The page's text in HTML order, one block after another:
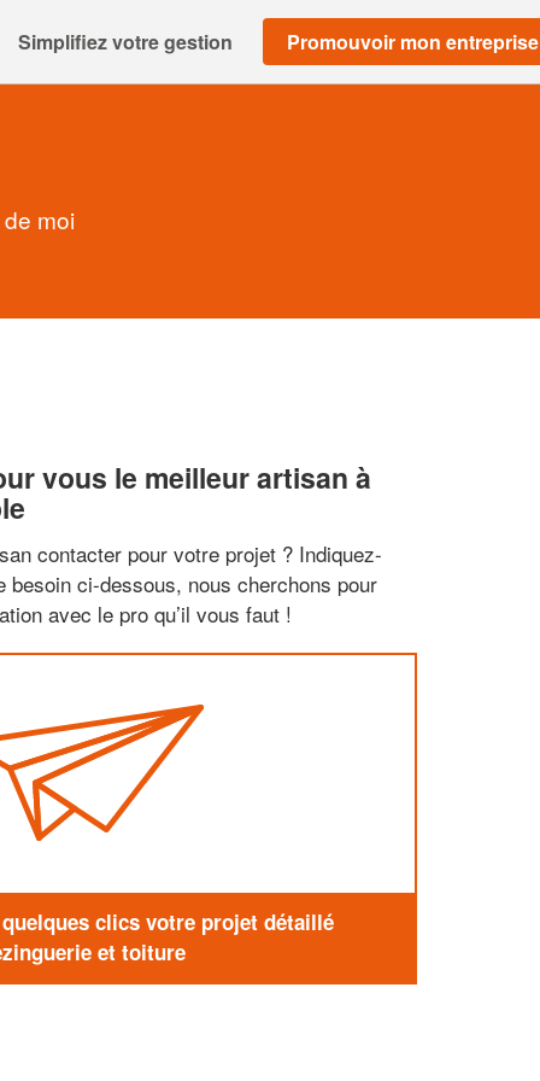
Simplifiez votre gestion Promouvoir mon entreprise
moi
vous le meilleur artisan à
contacter pour votre projet ? Indiquez-
besoin ci-dessous, nous cherchons pour
avec le pro qu’il vous faut !
clics votre projet détaillé
et toiture